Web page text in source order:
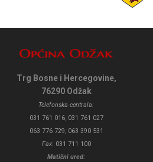
Trg Bosne i Hercegovine,
76290 Odžak
Telefonska centrala:
031 761 016, 031 761 027
063 776 729, 063 390 531
Fax: 031 711 100
Matični ured: